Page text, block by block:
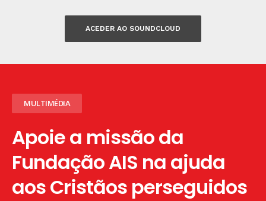
ACEDER AO SOUNDCLOUD
MULTIMÉDIA
Apoie a missão da
Fundação AIS na ajuda
aos Cristãos perseguidos